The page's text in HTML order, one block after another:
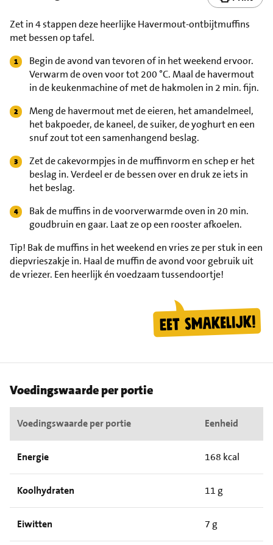
Zet in 4 stappen deze heerlijke Havermout-ontbijtmuffins
met bessen op tafel.
Begin de avond van tevoren of in het weekend ervoor.
Verwarm de oven voor tot 200 °C. Maal de havermout
in de keukenmachine of met de hakmolen in 2 min. fijn.
Meng de havermout met de eieren, het amandelmeel,
het bakpoeder, de kaneel, de suiker, de yoghurt en een
snuf zout tot een samenhangend beslag.
Zet de cakevormpjes in de muffinvorm en schep er het
beslag in. Verdeel er de bessen over en druk ze iets in
het beslag.
Bak de muffins in de voorverwarmde oven in 20 min.
goudbruin en gaar. Laat ze op een rooster afkoelen.
Tip! Bak de muffins in het weekend en vries ze per stuk in een
diepvrieszakje in. Haal de muffin de avond voor gebruik uit
de vriezer. Een heerlijk én voedzaam tussendoortje!
Voedingswaarde per portie
Voedingswaarde per portie Eenheid
Energie 168 kcal
Koolhydraten 11 g
Eiwitten 7 g